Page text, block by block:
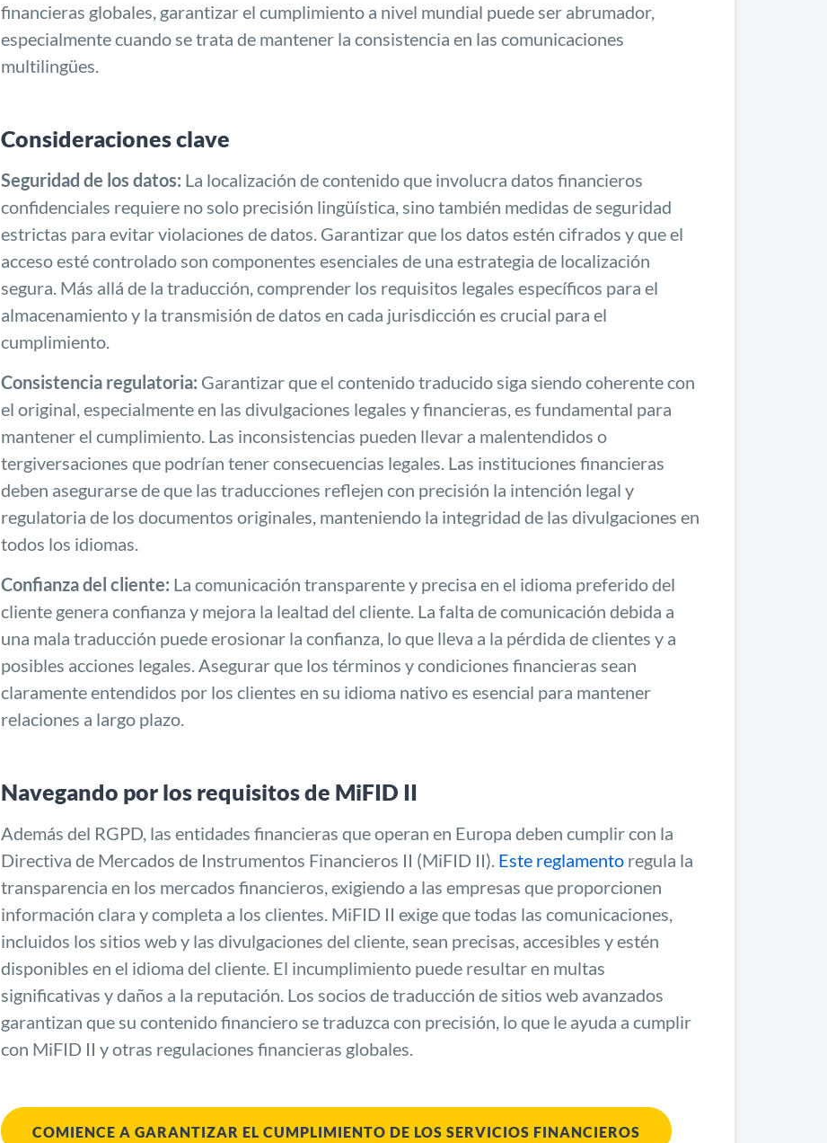
financieras globales, garantizar el cumplimiento a nivel mundial puede ser abrumador,
especialmente cuando se trata de mantener la consistencia en las comunicaciones
multilingües.
Consideraciones clave
Seguridad de los datos: La localización de contenido que involucra datos financieros
confidenciales requiere no solo precisión lingüística, sino también medidas de seguridad
estrictas para evitar violaciones de datos. Garantizar que los datos estén cifrados y que el
acceso esté controlado son componentes esenciales de una estrategia de localización
segura. Más allá de la traducción, comprender los requisitos legales específicos para el
almacenamiento y la transmisión de datos en cada jurisdicción es crucial para el
cumplimiento.
Consistencia regulatoria: Garantizar que el contenido traducido siga siendo coherente con
el original, especialmente en las divulgaciones legales y financieras, es fundamental para
mantener el cumplimiento. Las inconsistencias pueden llevar a malentendidos o
tergiversaciones que podrían tener consecuencias legales. Las instituciones financieras
deben asegurarse de que las traducciones reflejen con precisión la intención legal y
regulatoria de los documentos originales, manteniendo la integridad de las divulgaciones en
todos los idiomas.
Confianza del cliente: La comunicación transparente y precisa en el idioma preferido del
cliente genera confianza y mejora la lealtad del cliente. La falta de comunicación debida a
una mala traducción puede erosionar la confianza, lo que lleva a la pérdida de clientes y a
posibles acciones legales. Asegurar que los términos y condiciones financieras sean
claramente entendidos por los clientes en su idioma nativo es esencial para mantener
relaciones a largo plazo.
Navegando por los requisitos de MiFID II
Además del RGPD, las entidades financieras que operan en Europa deben cumplir con la
Directiva de Mercados de Instrumentos Financieros II (MiFID II). Este reglamento regula la
transparencia en los mercados financieros, exigiendo a las empresas que proporcionen
información clara y completa a los clientes. MiFID II exige que todas las comunicaciones,
incluidos los sitios web y las divulgaciones del cliente, sean precisas, accesibles y estén
disponibles en el idioma del cliente. El incumplimiento puede resultar en multas
significativas y daños a la reputación. Los socios de traducción de sitios web avanzados
garantizan que su contenido financiero se traduzca con precisión, lo que le ayuda a cumplir
con MiFID II y otras regulaciones financieras globales.
COMIENCE A GARANTIZAR EL CUMPLIMIENTO DE LOS SERVICIOS FINANCIEROS